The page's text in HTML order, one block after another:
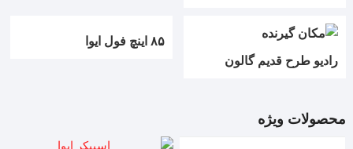
رادیو طرح قدیم گالون
۸۵ اینچ فول ایوا
محصولات ویژه